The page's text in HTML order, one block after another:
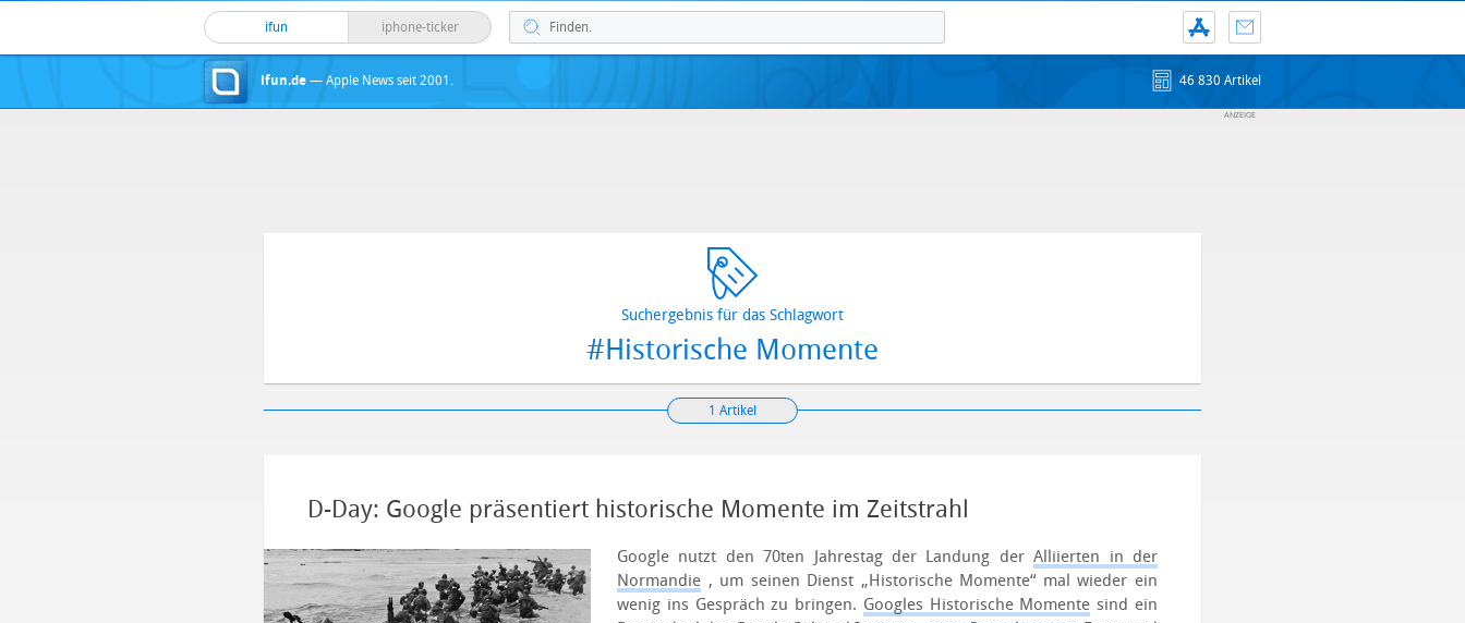
ifun iphone-ticker
ifun.de — Apple News seit 2001. 46 830 Artikel
Suchergebnis für das Schlagwort
#Historische Momente
1 Artikel
D-Day: Google präsentiert historische Momente im Zeitstrahl
Google nutzt den 70ten Jahrestag der Landung derAlliierten in der
Normandie , um seinen Dienst „Historische Momente“ mal wieder ein
wenig ins Gespräch zu bringen. Googles Historische Momente sind ein